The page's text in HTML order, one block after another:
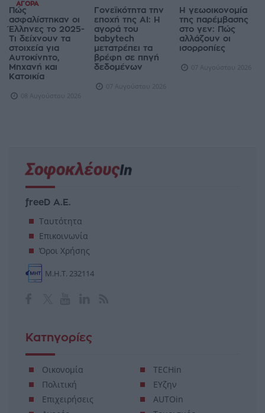
ΑΓΟΡΆ
Πώς
ασφαλίστηκαν οι
Έλληνες το 2025-
Τι δείχνουν τα
στοιχεία για
Αυτοκίνητο,
Μηχανή και
Κατοικία
08 Αυγούστου 2026
Γονεϊκότητα την
εποχή της AI: Η
αγορά του
babytech
μετατρέπει τα
βρέφη σε πηγή
δεδομένων
07 Αυγούστου 2026
Η γεωοικονομία
της παρέμβασης
στο γεν: Πώς
αλλάζουν οι
ισορροπίες
07 Αυγούστου 2026
freeD Α.Ε.
Ταυτότητα
Επικοινωνία
Όροι Χρήσης
Μ.Η.Τ. 232114
Κατηγορίες
Οικονομία
Πολιτική
Επιχειρήσεις
TECHin
ΕΥζην
AUTOin